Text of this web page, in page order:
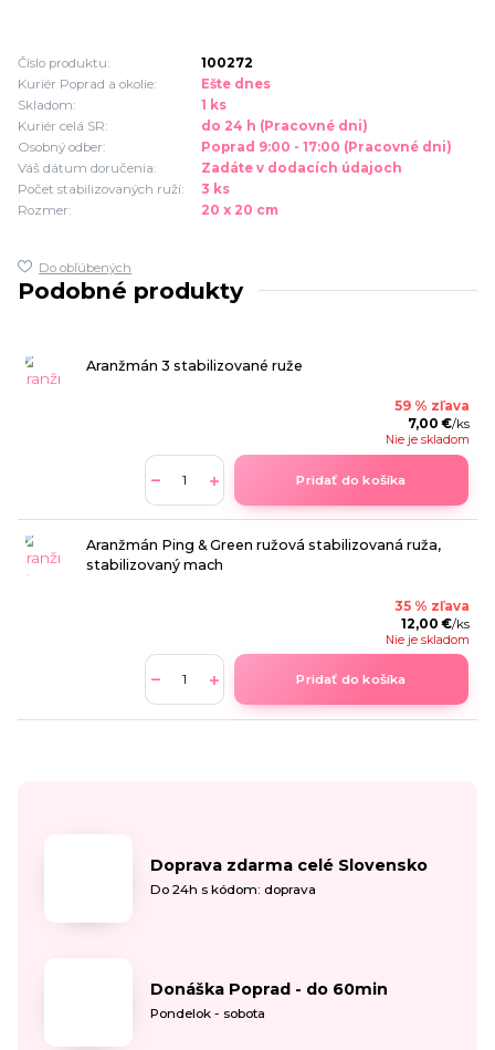
Číslo produktu:
100272
Kuriér Poprad a okolie:
Ešte dnes
Skladom:
1 ks
Kuriér celá SR:
do 24 h (Pracovné dni)
Osobný odber:
Poprad 9:00 - 17:00 (Pracovné dni)
Váš dátum doručenia:
Zadáte v dodacích údajoch
Počet stabilizovaných ruží:
3 ks
Rozmer:
20 x 20 cm
Do obľúbených
Podobné produkty
Aranžmán 3 stabilizované ruže
59 % zľava
7,00 €/ks
Nie je skladom
Pridať do košíka
Aranžmán Ping & Green ružová stabilizovaná ruža,
stabilizovaný mach
35 % zľava
12,00 €/ks
Nie je skladom
Pridať do košíka
Doprava zdarma celé Slovensko
Do 24h s kódom: doprava
Donáška Poprad - do 60min
Pondelok - sobota